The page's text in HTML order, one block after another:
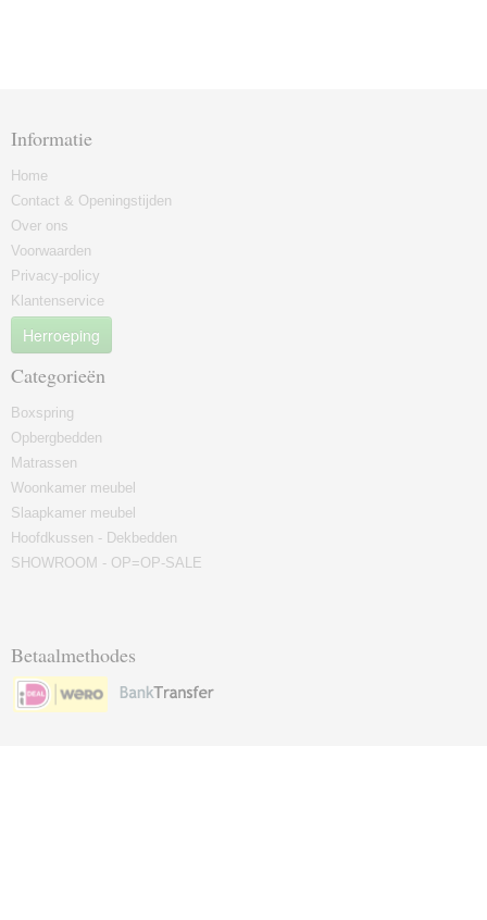
Informatie
Home
Contact & Openingstijden
Over ons
Voorwaarden
Privacy-policy
Klantenservice
Herroeping
Categorieën
Boxspring
Opbergbedden
Matrassen
Woonkamer meubel
Slaapkamer meubel
Hoofdkussen - Dekbedden
SHOWROOM - OP=OP-SALE
Betaalmethodes